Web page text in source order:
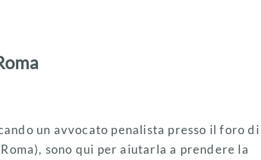
un avvocato penalista presso il foro di
sono qui per aiutarla a prendere la